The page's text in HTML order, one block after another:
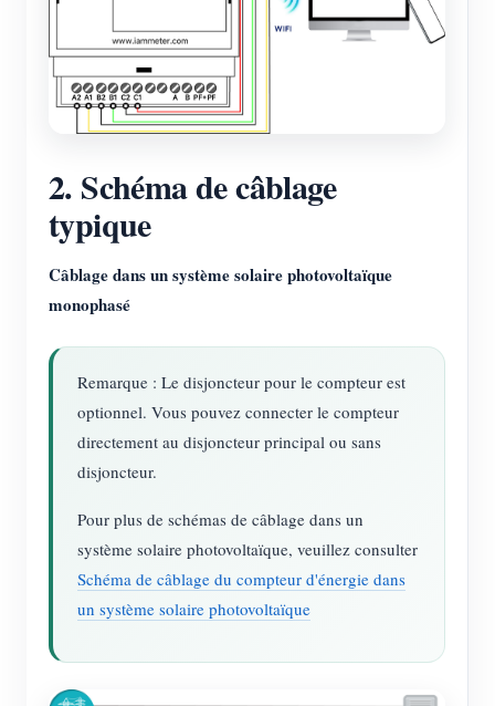
2. Schéma de câblage
typique
Câblage dans un système solaire photovoltaïque
monophasé
Remarque : Le disjoncteur pour le compteur est
optionnel. Vous pouvez connecter le compteur
directement au disjoncteur principal ou sans
disjoncteur.
Pour plus de schémas de câblage dans un
système solaire photovoltaïque, veuillez consulter
Schéma de câblage du compteur d'énergie dans
un système solaire photovoltaïque